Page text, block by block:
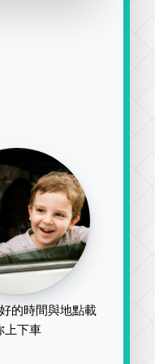
的時間與地點載
上下車